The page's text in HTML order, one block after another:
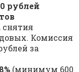
рублей
снятия
Комиссия
за
(минимум 600